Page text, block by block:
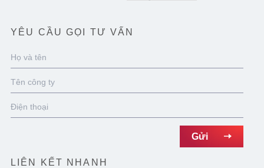
YÊU CẦU GỌI TƯ VẤN
LIÊN KẾT NHANH